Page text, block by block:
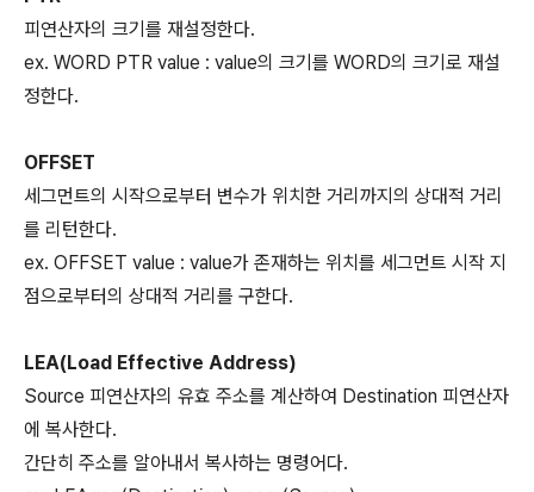
피연산자의 크기를 재설정한다.
ex. WORD PTR value : value의 크기를 WORD의 크기로 재설
정한다.
OFFSET
세그먼트의 시작으로부터 변수가 위치한 거리까지의 상대적 거리
를 리턴한다.
ex. OFFSET value : value가 존재하는 위치를 세그먼트 시작 지
점으로부터의 상대적 거리를 구한다.
LEA(Load Effective Address)
Source 피연산자의 유효 주소를 계산하여 Destination 피연산자
에 복사한다.
간단히 주소를 알아내서 복사하는 명령어다.